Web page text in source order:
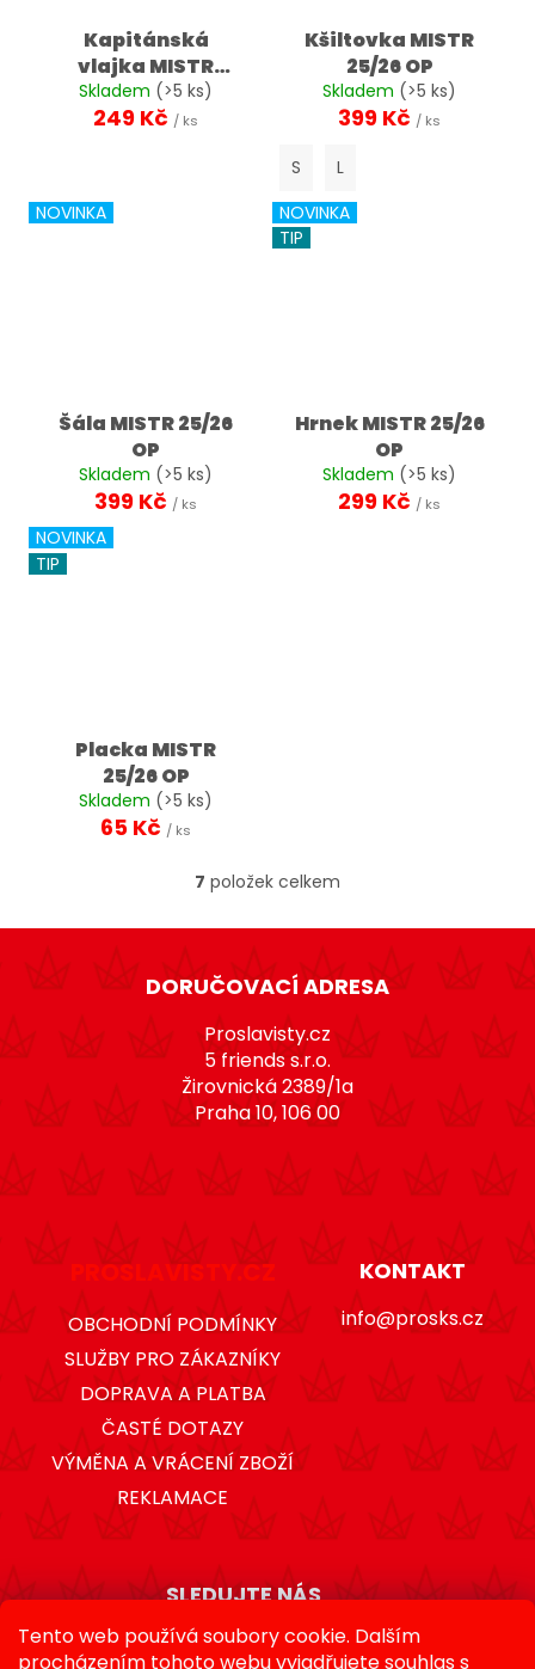
Tento web používá soubory cookie. Dalším
procházením tohoto webu vyjadřujete souhlas s
Kapitánská
vlajka MISTR
25/26 OP
Skladem (>5 ks)
249 Kč / ks
Kšiltovka MISTR
25/26 OP
Skladem (>5 ks)
399 Kč / ks
S
L
NOVINKA
Šála MISTR 25/26
OP
Skladem (>5 ks)
399 Kč / ks
NOVINKA
TIP
Hrnek MISTR 25/26
OP
Skladem (>5 ks)
299 Kč / ks
NOVINKA
TIP
Placka MISTR
25/26 OP
Skladem (>5 ks)
65 Kč / ks
O
v
á
d
a
c
í
p
r
k
v
ý
i
s
u
7 položek celkem
e
a
t
DORUČOVACÍ ADRESA
Proslavisty.cz
5 friends s.r.o.
Žirovnická 2389/1a
Praha 10, 106 00
PROSLAVISTY.CZ
OBCHODNÍ PODMÍNKY
SLUŽBY PRO ZÁKAZNÍKY
DOPRAVA A PLATBA
ČASTÉ DOTAZY
VÝMĚNA A VRÁCENÍ ZBOŽÍ
REKLAMACE
KONTAKT
info@prosks.cz
SLEDUJTE NÁS